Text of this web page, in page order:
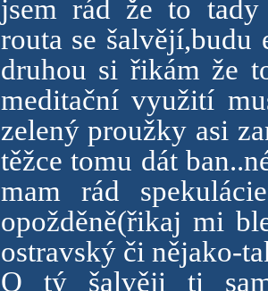
jsem rád že to
routa se šalvějí,budu
druhou si řikám že
meditační využití
zelený proužky asi
těžce tomu dát
mam rád
opožděně(řikaj mi
ostravský či nějako-
O tý šalvěji ti